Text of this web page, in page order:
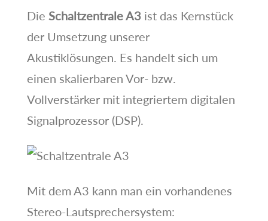
Die Schaltzentrale A3ist das Kernstück
der Umsetzung unserer
Akustiklösungen. Es handelt sich um
einen skalierbaren Vor- bzw.
Vollverstärker mit integriertem digitalen
Signalprozessor (DSP).
Mit dem A3 kann man ein vorhandenes
Stereo-Lautsprechersystem: